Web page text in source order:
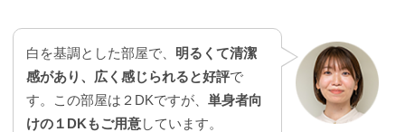
白を基調とした部屋で、 明るくて清潔
感があり、広く感じられると好評で
す。この部屋は２DKですが、 単身者向
けの１DKもご用意しています。